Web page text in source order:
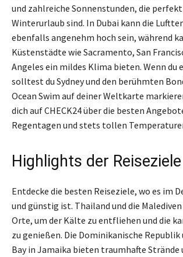
und zahlreiche Sonnenstunden, die
Winterurlaub sind. In Dubai kann die
ebenfalls angenehm hoch sein, während
Küstenstädte wie Sacramento, San
Angeles ein mildes Klima bieten. Wenn du
solltest du Sydney und den berühmten
Ocean Swim auf deiner Weltkarte
dich auf CHECK24 über die besten
Regentagen und stets tollen
Highlights der Reiseziele
Entdecke die besten Reiseziele, wo es im
und günstig ist. Thailand und die
Orte, um der Kälte zu entfliehen und die
zu genießen. Die Dominikanische
Bay in Jamaika bieten traumhafte Strände